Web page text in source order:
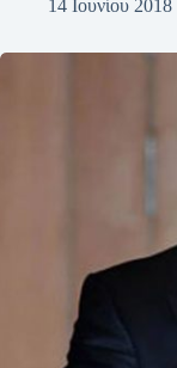
14 Ιουνίου 2018